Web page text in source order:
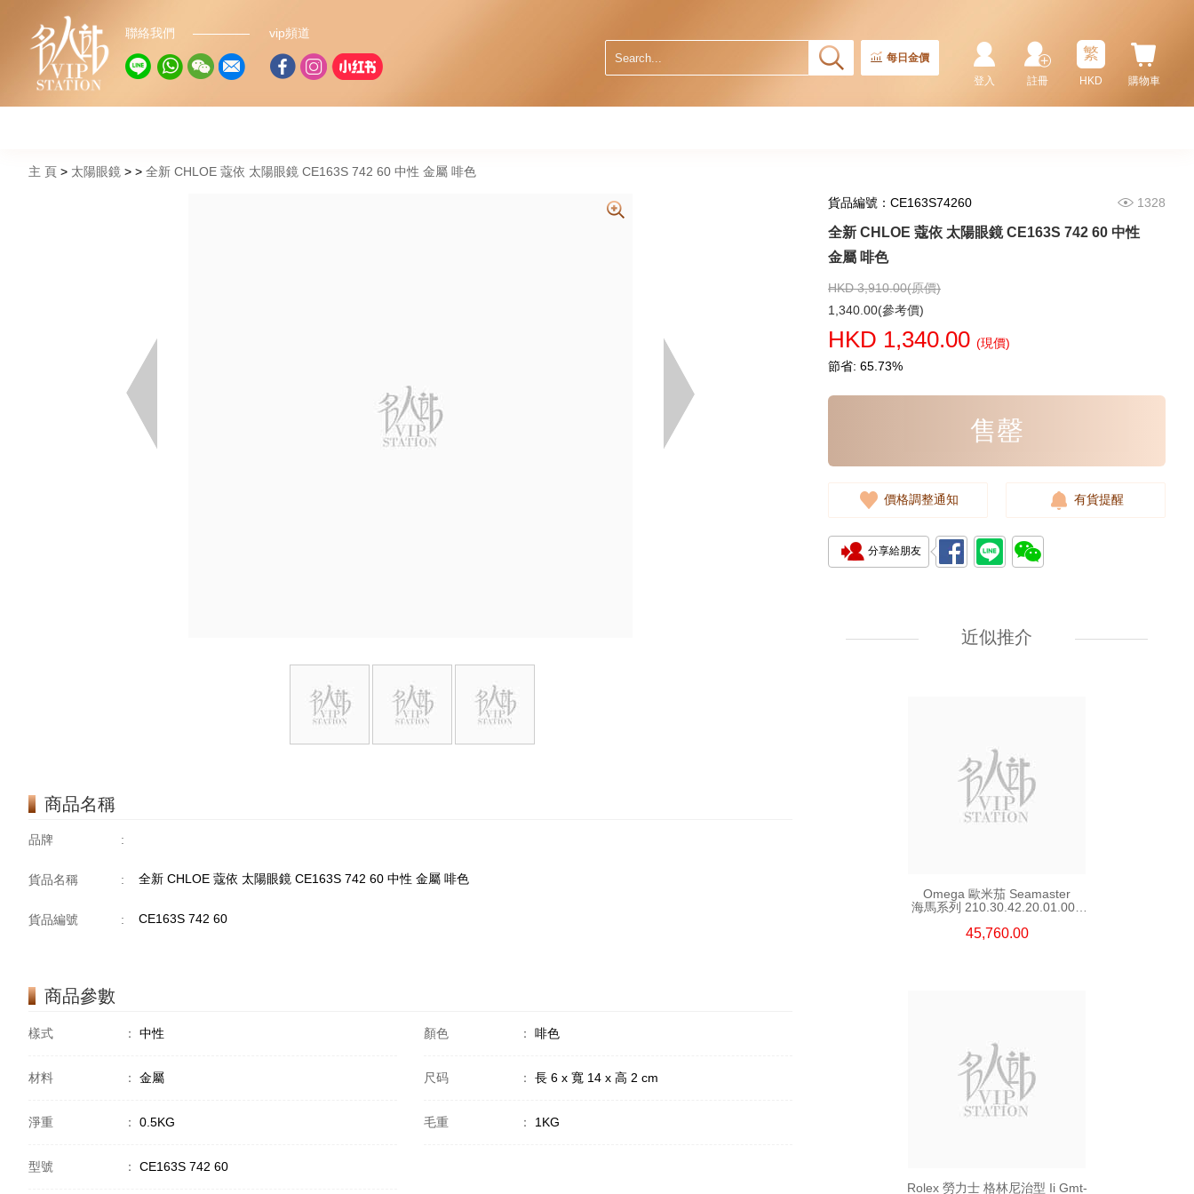
聯絡我們 vip頻道
每日金價
購物車
繁
HKD
註冊
登入
主 頁 太陽眼鏡 全新 CHLOE 蔻依 太陽眼鏡 CE163S 742 60 中性 金屬 啡色
商品名稱
品牌 :
貨品名稱 : 全新 CHLOE 蔻依 太陽眼鏡 CE163S 742 60 中性 金屬 啡色
貨品編號 : CE163S 742 60
商品參數
樣式 ： 中性 顏色 ： 啡色
材料 ： 金屬 尺码 ： 長 6 x 寬 14 x 高 2 cm
淨重 ： 0.5KG 毛重 ： 1KG
型號 ： CE163S 742 60
貨品編號：CE163S74260 1328
全新 CHLOE 蔻依 太陽眼鏡 CE163S 742 60 中性
金屬 啡色
HKD 3,910.00(原價)
1,340.00(參考價)
HKD 1,340.00 (現價)
節省: 65.73%
售罄
價格調整通知 有貨提醒
分享給朋友
近似推介
國米圈 藍針
155,000.00
Submariner 124060-0001 精鋼
無日曆 黑水鬼
102,000.00
鋼 遊艇 灰面
108,000.00
Omega 歐米茄 Seamaster
海馬系列 210.30.42.20.01.002
45,760.00
Rolex 勞力士 格林尼治型 Ii Gmt-